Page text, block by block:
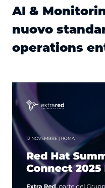
AI &
nuovo
operations